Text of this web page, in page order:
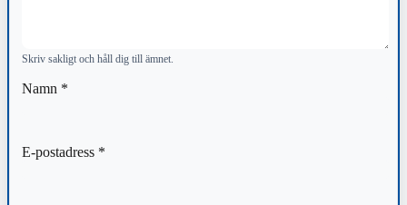
Skriv sakligt och håll dig till ämnet.
Namn *
E-postadress *